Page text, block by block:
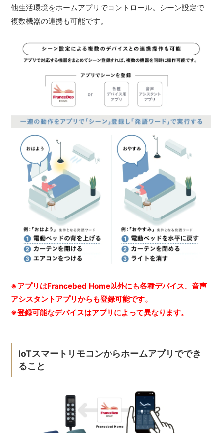
他生活環境をホームアプリでコントロール。シーン設定で
複数機器の連携も可能です。
※アプリはFrancebed Home以外にも各種デバイス、音声
アシスタントアプリからも登録可能です。
※登録可能なデバイスはアプリによって異なります。
IoTスマートリモコンからホームアプリででき
ること